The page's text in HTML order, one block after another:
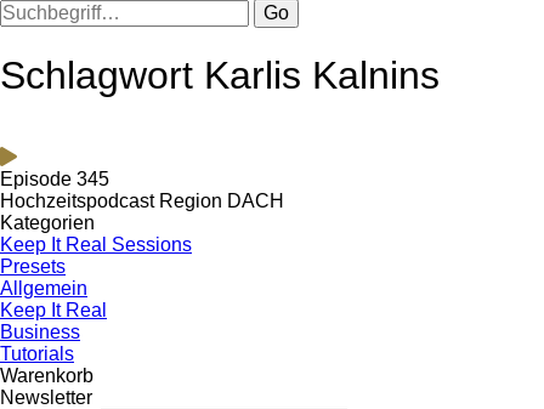
Go
Schlagwort Karlis Kalnins
Episode 345
Hochzeitspodcast Region DACH
Kategorien
Keep It Real Sessions
Presets
Allgemein
Keep It Real
Business
Tutorials
Warenkorb
Newsletter